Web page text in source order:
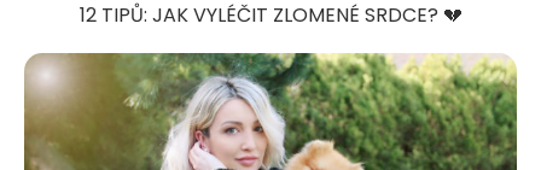
12 TIPŮ: JAK VYLÉČIT ZLOMENÉ SRDCE? 💔